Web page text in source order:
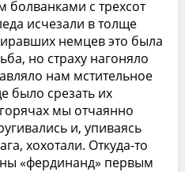
с трехсот
исчезали в толще
немцев это была
но страху нагоняло
нам мстительное
было срезать их
мы отчаянно
и, упиваясь
хохотали. Откуда-то
«фердинанд» первым